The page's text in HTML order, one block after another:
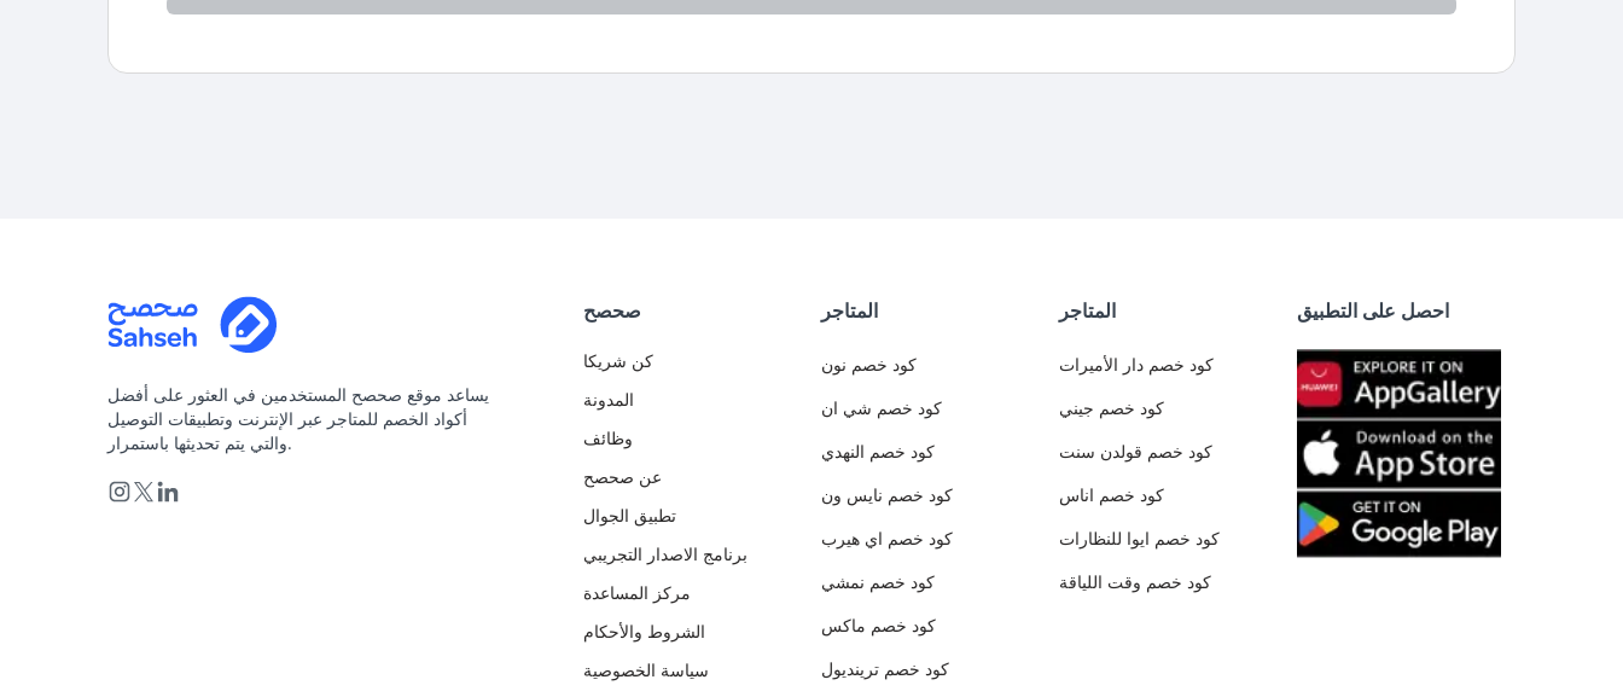
يساعد موقع صحصح المستخدمين في العثور على أفضل
أكواد الخصم للمتاجر عبر الإنترنت وتطبيقات التوصيل
والتي يتم تحديثها باستمرار.
صحصح
كن شريكا
المدونة
وظائف
عن صحصح
تطبيق الجوال
برنامج الاصدار التجريبي
مركز المساعدة
الشروط والأحكام
سياسة الخصوصية
المتاجر
كود خصم نون
كود خصم شي ان
كود خصم النهدي
كود خصم نايس ون
كود خصم اي هيرب
كود خصم نمشي
كود خصم ماكس
كود خصم ترينديول
المتاجر
كود خصم دار الأميرات
كود خصم جيني
كود خصم قولدن سنت
كود خصم اناس
كود خصم ايوا للنظارات
كود خصم وقت اللياقة
احصل على التطبيق